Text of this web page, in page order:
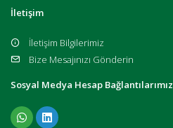
İletişim
İletişim Bilgilerimiz
Bize Mesajınızı Gönderin
Sosyal Medya Hesap Bağlantılarımız